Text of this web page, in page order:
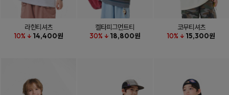
라힌티셔츠
10% ↓ 14,400원
켈타피그먼트티
30% ↓ 18,800원
코무티셔츠
10% ↓ 15,300원